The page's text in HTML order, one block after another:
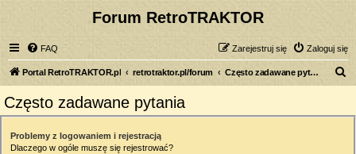
Forum RetroTRAKTOR
FAQ Zaloguj się
Zarejestruj się
Portal RetroTRAKTOR.pl retrotraktor.pl/forum Często zadawane pytania
Często zadawane pytania
Problemy z logowaniem i rejestracją
Dlaczego w ogóle muszę się rejestrować?